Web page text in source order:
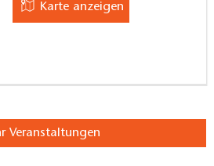
Karte anzeigen
Veranstaltungen